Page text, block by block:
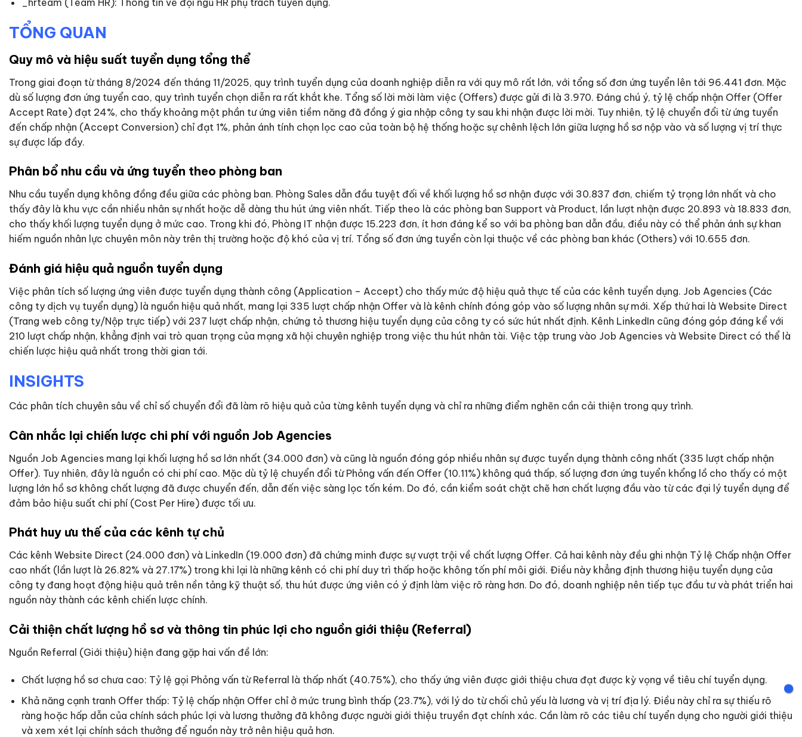
_hrteam (Team HR): Thông tin về đội ngũ HR phụ trách tuyển dụng.
TỔNG QUAN
Quy mô và hiệu suất tuyển dụng tổng thể
Trong giai đoạn từ tháng 8/2024 đến tháng 11/2025, quy trình tuyển dụng của doanh nghiệp diễn ra với quy mô rất lớn, với tổng số đơn ứng tuyển lên tới 96.441 đơn. Mặc
dù số lượng đơn ứng tuyển cao, quy trình tuyển chọn diễn ra rất khắt khe. Tổng số lời mời làm việc (Offers) được gửi đi là 3.970. Đáng chú ý, tỷ lệ chấp nhận Offer (Offer
Accept Rate) đạt 24%, cho thấy khoảng một phần tư ứng viên tiềm năng đã đồng ý gia nhập công ty sau khi nhận được lời mời. Tuy nhiên, tỷ lệ chuyển đổi từ ứng tuyển
đến chấp nhận (Accept Conversion) chỉ đạt 1%, phản ánh tính chọn lọc cao của toàn bộ hệ thống hoặc sự chênh lệch lớn giữa lượng hồ sơ nộp vào và số lượng vị trí thực
sự được lấp đầy.
Phân bổ nhu cầu và ứng tuyển theo phòng ban
Nhu cầu tuyển dụng không đồng đều giữa các phòng ban. Phòng Sales dẫn đầu tuyệt đối về khối lượng hồ sơ nhận được với 30.837 đơn, chiếm tỷ trọng lớn nhất và cho
thấy đây là khu vực cần nhiều nhân sự nhất hoặc dễ dàng thu hút ứng viên nhất. Tiếp theo là các phòng ban Support và Product, lần lượt nhận được 20.893 và 18.833 đơn,
cho thấy khối lượng tuyển dụng ở mức cao. Trong khi đó, Phòng IT nhận được 15.223 đơn, ít hơn đáng kể so với ba phòng ban dẫn đầu, điều này có thể phản ánh sự khan
hiếm nguồn nhân lực chuyên môn này trên thị trường hoặc độ khó của vị trí. Tổng số đơn ứng tuyển còn lại thuộc về các phòng ban khác (Others) với 10.655 đơn.
Đánh giá hiệu quả nguồn tuyển dụng
Việc phân tích số lượng ứng viên được tuyển dụng thành công (Application – Accept) cho thấy mức độ hiệu quả thực tế của các kênh tuyển dụng. Job Agencies (Các
công ty dịch vụ tuyển dụng) là nguồn hiệu quả nhất, mang lại 335 lượt chấp nhận Offer và là kênh chính đóng góp vào số lượng nhân sự mới. Xếp thứ hai là Website Direct
(Trang web công ty/Nộp trực tiếp) với 237 lượt chấp nhận, chứng tỏ thương hiệu tuyển dụng của công ty có sức hút nhất định. Kênh LinkedIn cũng đóng góp đáng kể với
210 lượt chấp nhận, khẳng định vai trò quan trọng của mạng xã hội chuyên nghiệp trong việc thu hút nhân tài. Việc tập trung vào Job Agencies và Website Direct có thể là
chiến lược hiệu quả nhất trong thời gian tới.
INSIGHTS
Các phân tích chuyên sâu về chỉ số chuyển đổi đã làm rõ hiệu quả của từng kênh tuyển dụng và chỉ ra những điểm nghẽn cần cải thiện trong quy trình.
Cân nhắc lại chiến lược chi phí với nguồn Job Agencies
Nguồn Job Agencies mang lại khối lượng hồ sơ lớn nhất (34.000 đơn) và cũng là nguồn đóng góp nhiều nhân sự được tuyển dụng thành công nhất (335 lượt chấp nhận
Offer). Tuy nhiên, đây là nguồn có chi phí cao. Mặc dù tỷ lệ chuyển đổi từ Phỏng vấn đến Offer (10.11%) không quá thấp, số lượng đơn ứng tuyển khổng lồ cho thấy có một
lượng lớn hồ sơ không chất lượng đã được chuyển đến, dẫn đến việc sàng lọc tốn kém. Do đó, cần kiểm soát chặt chẽ hơn chất lượng đầu vào từ các đại lý tuyển dụng để
đảm bảo hiệu suất chi phí (Cost Per Hire) được tối ưu.
Phát huy ưu thế của các kênh tự chủ
Các kênh Website Direct (24.000 đơn) và LinkedIn (19.000 đơn) đã chứng minh được sự vượt trội về chất lượng Offer. Cả hai kênh này đều ghi nhận Tỷ lệ Chấp nhận Offer
cao nhất (lần lượt là 26.82% và 27.17%) trong khi lại là những kênh có chi phí duy trì thấp hoặc không tốn phí môi giới. Điều này khẳng định thương hiệu tuyển dụng của
công ty đang hoạt động hiệu quả trên nền tảng kỹ thuật số, thu hút được ứng viên có ý định làm việc rõ ràng hơn. Do đó, doanh nghiệp nên tiếp tục đầu tư và phát triển hai
nguồn này thành các kênh chiến lược chính.
Cải thiện chất lượng hồ sơ và thông tin phúc lợi cho nguồn giới thiệu (Referral)
Nguồn Referral (Giới thiệu) hiện đang gặp hai vấn đề lớn:
Chất lượng hồ sơ chưa cao: Tỷ lệ gọi Phỏng vấn từ Referral là thấp nhất (40.75%), cho thấy ứng viên được giới thiệu chưa đạt được kỳ vọng về tiêu chí tuyển dụng.
Khả năng cạnh tranh Offer thấp: Tỷ lệ chấp nhận Offer chỉ ở mức trung bình thấp (23.7%), với lý do từ chối chủ yếu là lương và vị trí địa lý. Điều này chỉ ra sự thiếu rõ
ràng hoặc hấp dẫn của chính sách phúc lợi và lương thưởng đã không được người giới thiệu truyền đạt chính xác. Cần làm rõ các tiêu chí tuyển dụng cho người giới thiệu
và xem xét lại chính sách thưởng để nguồn này trở nên hiệu quả hơn.